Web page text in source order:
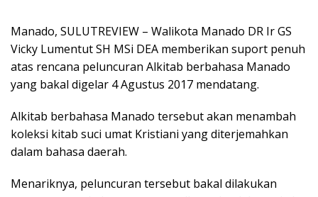
Manado, SULUTREVIEW – Walikota Manado DR Ir GS
Vicky Lumentut SH MSi DEA memberikan suport penuh
atas rencana peluncuran Alkitab berbahasa Manado
yang bakal digelar 4 Agustus 2017 mendatang.
Alkitab berbahasa Manado tersebut akan menambah
koleksi kitab suci umat Kristiani yang diterjemahkan
dalam bahasa daerah.
Menariknya, peluncuran tersebut bakal dilakukan